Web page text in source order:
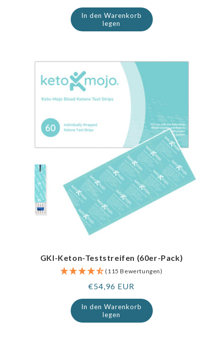
Preis
In den Warenkorb
legen
GKI-Keton-Teststreifen (60er-Pack)
(115 Bewertungen)
Regulärer
Preis
€54,96 EUR
In den Warenkorb
legen